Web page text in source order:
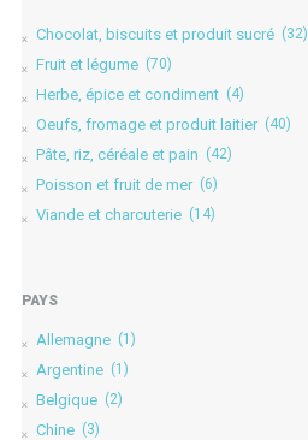
Chocolat, biscuits et produit sucré (32)
Fruit et légume (70)
Herbe, épice et condiment (4)
Oeufs, fromage et produit laitier (40)
Pâte, riz, céréale et pain (42)
Poisson et fruit de mer (6)
Viande et charcuterie (14)
PAYS
Allemagne (1)
Argentine (1)
Belgique (2)
Chine (3)